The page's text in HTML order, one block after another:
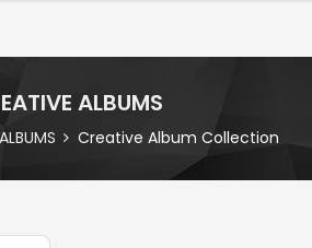
ALBUMS
Creative Album Collection